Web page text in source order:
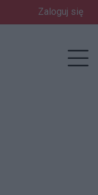
Zaloguj się